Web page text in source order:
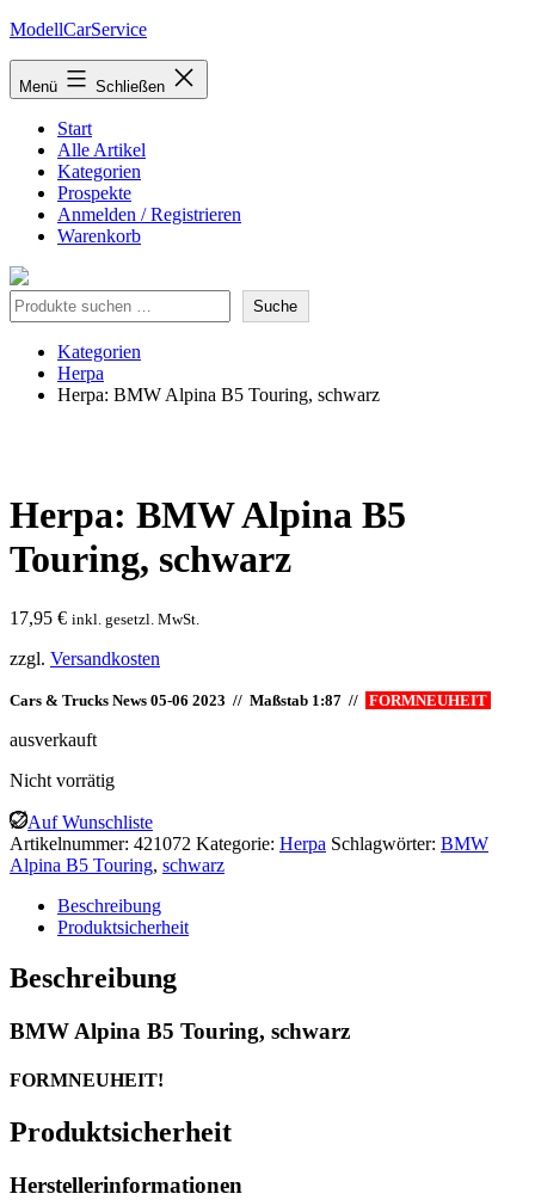
Zum
springen
ModellCarService
Menü Schließen
Start
Alle Artikel
Kategorien
Prospekte
Anmelden / Registrieren
Warenkorb
Suche Suche
Kategorien
Herpa
Herpa: BMW Alpina B5 Touring, schwarz
Herpa: BMW Alpina B5
Touring, schwarz
17,95 € inkl. gesetzl. MwSt.
zzgl. Versandkosten
Cars & Trucks News 05-06 2023 // Maßstab 1:87 // FORMNEUHEIT
ausverkauft
Nicht vorrätig
Auf Wunschliste
Artikelnummer: 421072 Kategorie: Herpa Schlagwörter: BMW
Alpina B5 Touring, schwarz
Beschreibung
Produktsicherheit
Beschreibung
BMW Alpina B5 Touring, schwarz
FORMNEUHEIT!
Produktsicherheit
Herstellerinformationen